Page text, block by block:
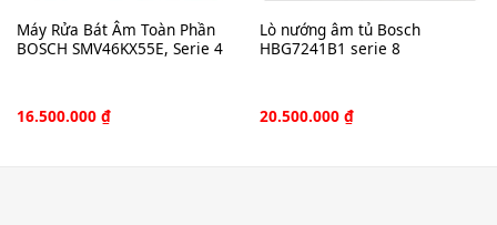
Máy Rửa Bát Âm Toàn Phần
BOSCH SMV46KX55E, Serie 4
16.500.000 ₫
Lò nướng âm tủ Bosch
HBG7241B1 serie 8
20.500.000 ₫